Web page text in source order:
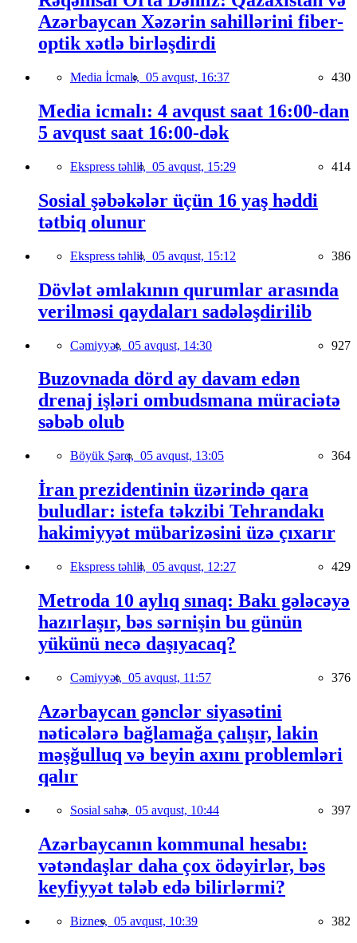
Azərbaycan Xəzərin sahillərini fiber-
optik xətlə birləşdirdi
Media İcmalı, 05 avqust, 16:37 430
Media icmalı: 4 avqust saat 16:00-dan
5 avqust saat 16:00-dək
Ekspress təhlil, 05 avqust, 15:29 414
Sosial şəbəkələr üçün 16 yaş həddi
tətbiq olunur
Ekspress təhlil, 05 avqust, 15:12 386
Dövlət əmlakının qurumlar arasında
verilməsi qaydaları sadələşdirilib
Cəmiyyət, 05 avqust, 14:30 927
Buzovnada dörd ay davam edən
drenaj işləri ombudsmana müraciətə
səbəb olub
Böyük Şərq, 05 avqust, 13:05 364
İran prezidentinin üzərində qara
buludlar: istefa təkzibi Tehrandakı
hakimiyyət mübarizəsini üzə çıxarır
Ekspress təhlil, 05 avqust, 12:27 429
Metroda 10 aylıq sınaq: Bakı gələcəyə
hazırlaşır, bəs sərnişin bu günün
yükünü necə daşıyacaq?
Cəmiyyət, 05 avqust, 11:57 376
Azərbaycan gənclər siyasətini
nəticələrə bağlamağa çalışır, lakin
məşğulluq və beyin axını problemləri
qalır
Sosial sahə, 05 avqust, 10:44 397
Azərbaycanın kommunal hesabı:
vətəndaşlar daha çox ödəyirlər, bəs
keyfiyyət tələb edə bilirlərmi?
Biznes, 05 avqust, 10:39 382